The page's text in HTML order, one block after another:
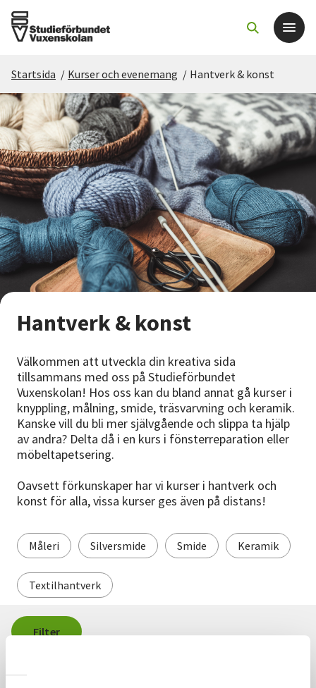
Det här gör vi
För dig som
Sök kurser och evenemang
Om SV
Starta studiecirkel
Cirkelledare
Nyheter
Avdelningar
Lyssna
Startsida / Kurser och evenemang / Hantverk & konst
Hantverk & konst
Välkommen att utveckla din kreativa sida
tillsammans med oss på Studieförbundet
Vuxenskolan! Hos oss kan du bland annat gå kurser i
knyppling, målning, smide, träsvarvning och keramik.
Kanske vill du bli mer självgående och slippa ta hjälp
av andra? Delta då i en kurs i fönsterreparation eller
möbeltapetsering.
Oavsett förkunskaper har vi kurser i hantverk och
konst för alla, vissa kurser ges även på distans!
Måleri Silversmide Smide Keramik
Textilhantverk
Filter